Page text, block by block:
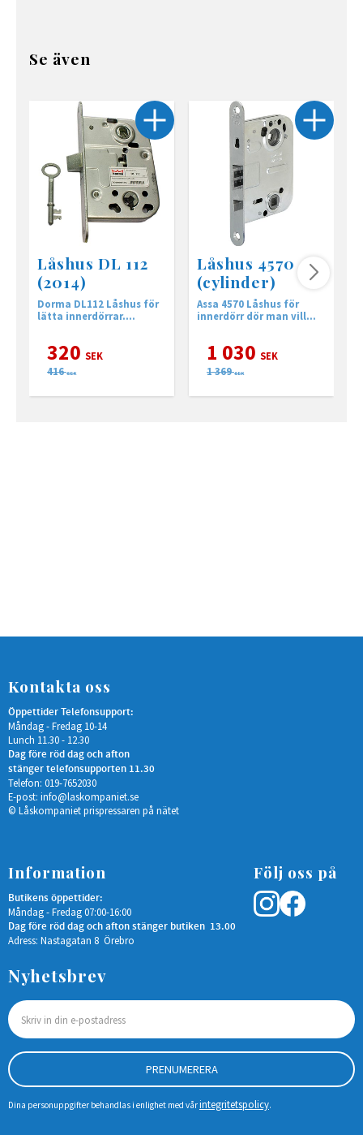
Se även
Låshus DL 112
(2014)
Dorma DL112 Låshus för
lätta innerdörrar.
320 SEK
416 SEK
Låshus 4570
(cylinder)
Assa 4570 Låshus för
innerdörr dör man vill
1 030 SEK
1 369 SEK
Kontakta oss
Öppettider Telefonsupport:
Måndag - Fredag 10-14
Lunch 11.30 - 12.30
Dag före röd dag och afton
stänger telefonsupporten 11.30
Telefon: 019-7652030
E-post: info@laskompaniet.se
© Låskompaniet prispressaren på nätet
Information
Butikens öppettider:
Måndag - Fredag 07:00-16:00
Dag före röd dag och afton stänger butiken 13.00
Adress: Nastagatan 8 Örebro
Följ oss på
Nyhetsbrev
PRENUMERERA
Dina personuppgifter behandlas i enlighet med vårintegritetspolicy.